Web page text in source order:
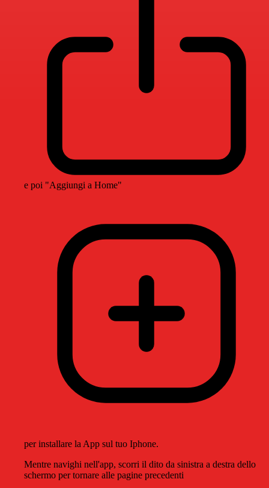
e poi "Aggiungi a Home"
per installare la App sul tuo Iphone.
Mentre navighi nell'app, scorri il dito da sinistra a destra dello
schermo per tornare alle pagine precedenti